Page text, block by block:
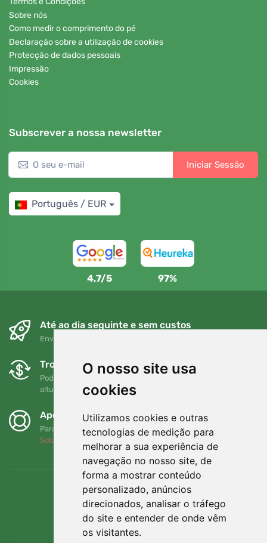
O nosso site usa
cookies
Utilizamos cookies e outras
tecnologias de medição para
melhorar a sua experiência de
navegação no nosso site, de
forma a mostrar conteúdo
personalizado, anúncios
direcionados, analisar o tráfego
do site e entender de onde vêm
os visitantes.
Sobre nós
Como medir o comprimento do pé
Declaração sobre a utilização de cookies
Protecção de dados pessoais
Impressão
Cookies
Subscrever a nossa newsletter
Iniciar Sessão
Português / EUR
4,7/5 97%
Até ao dia seguinte e sem custos
Envio gratuito para encomendas superiores a 80 EUR
Trocas e devoluções gratuitas
Pode devolver ou trocar a sua encomenda em qualquer
altura no prazo de 90 dias
Apoiamos a Trees.org
Para cada encomenda plantamos uma árvore! Leia mais
Sobre nós